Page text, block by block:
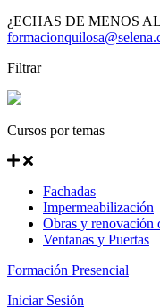
¿ECHAS DE MENOS
Filtrar
Cursos por temas
Fachadas
Impermeabilización
Obras y renovación
Ventanas y Puertas
Formación Presencial
Iniciar Sesión